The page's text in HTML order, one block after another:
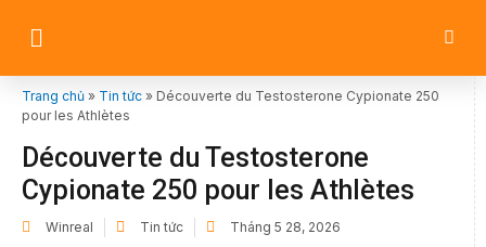
Trang chủ » Tin tức » Découverte du Testosterone Cypionate 250
pour les Athlètes
Découverte du Testosterone
Cypionate 250 pour les Athlètes
Winreal Tin tức Tháng 5 28, 2026